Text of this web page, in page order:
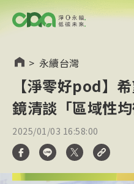
> 永續台灣
【淨零好pod】
鏡清談「區域性均
2025/01/03 16:58:00